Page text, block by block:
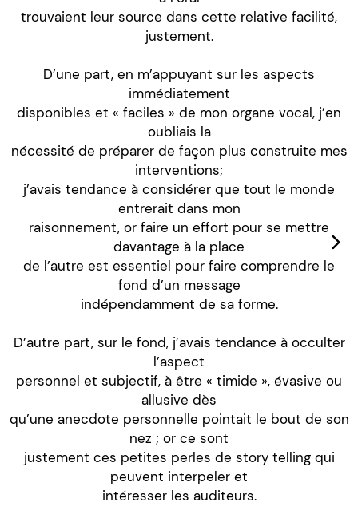
trouvaient leur source dans cette relative facilité,
justement.
D’une part, en m’appuyant sur les aspects
immédiatement
disponibles et « faciles » de mon organe vocal, j’en
oubliais la
nécessité de préparer de façon plus construite mes
interventions;
j’avais tendance à considérer que tout le monde
entrerait dans mon
raisonnement, or faire un effort pour se mettre
davantage à la place
de l’autre est essentiel pour faire comprendre le
fond d’un message
indépendamment de sa forme.
D’autre part, sur le fond, j’avais tendance à occulter
l’aspect
personnel et subjectif, à être « timide », évasive ou
allusive dès
qu’une anecdote personnelle pointait le bout de son
nez ; or ce sont
justement ces petites perles de story telling qui
peuvent interpeler et
intéresser les auditeurs.